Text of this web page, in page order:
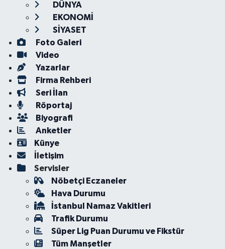
DÜNYA
EKONOMİ
SİYASET
Foto Galeri
Video
Yazarlar
Firma Rehberi
Seri İlan
Röportaj
Biyografi
Anketler
Künye
İletişim
Servisler
Nöbetçi Eczaneler
Hava Durumu
İstanbul Namaz Vakitleri
Trafik Durumu
Süper Lig Puan Durumu ve Fikstür
Tüm Manşetler